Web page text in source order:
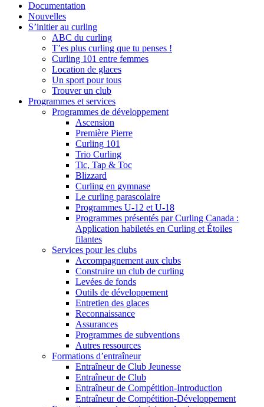
Documentation
Nouvelles
S’initier au curling
ABC du curling
T’es plus curling que tu penses !
Curling 101 entre femmes
Location de glaces
Un sport pour tous
Trouver un club
Programmes et services
Programmes de développement
Ascension
Première Pierre
Curling 101
Trio Curling
Tic, Tap & Toc
Blizzard
Curling en gymnase
Le curling parascolaire
Programmes U-12 et U-18
Programmes présentés par Curling Canada :
Application habiletés en Curling et Étoiles
filantes
Services pour les clubs
Accompagnement aux clubs
Construire un club de curling
Levées de fonds
Outils de développement
Entretien des glaces
Reconnaissance
Assurances
Programmes de subventions
Autres ressources
Formations d’entraîneur
Entraîneur de Club Jeunesse
Entraîneur de Club
Entraîneur de Compétition-Introduction
Entraîneur de Compétition-Développement